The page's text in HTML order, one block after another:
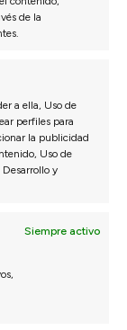
de la
a ella, Uso de
perfiles para
la publicidad
Uso de
y
Siempre activo